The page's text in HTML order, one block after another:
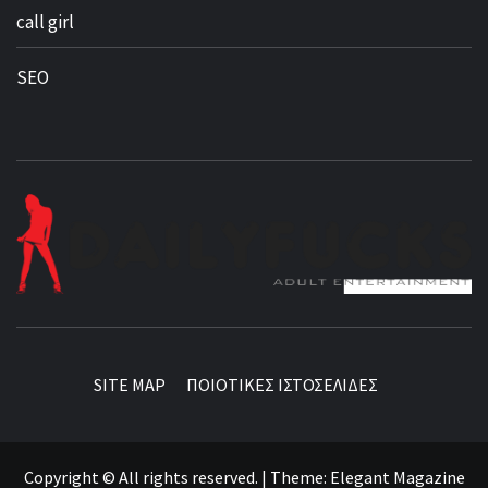
call girl
SEO
SITE MAP ΠΟΙΟΤΙΚΕΣ ΙΣΤΟΣΕΛΙΔΕΣ
Copyright © All rights reserved. | Theme: Elegant Magazine